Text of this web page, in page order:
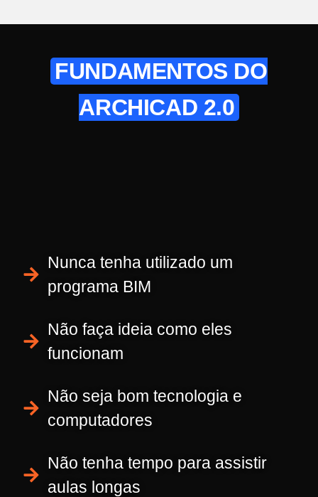
FUNDAMENTOS DO
ARCHICAD 2.0
Nunca tenha utilizado um
programa BIM
Não faça ideia como eles
funcionam
Não seja bom tecnologia e
computadores
Não tenha tempo para assistir
aulas longas